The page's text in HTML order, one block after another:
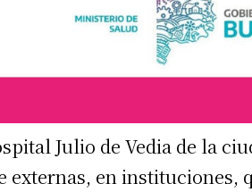
Julio de Vedia de la
externas, en instituciones,